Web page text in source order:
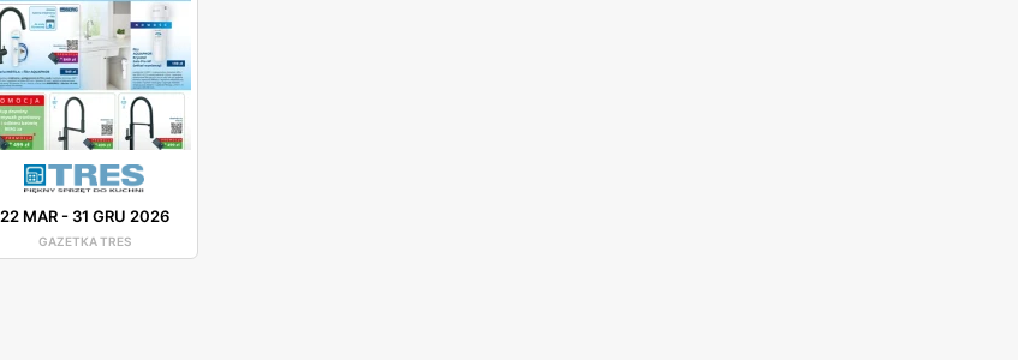
22 MAR- 31 GRU 2026
GAZETKA TRES